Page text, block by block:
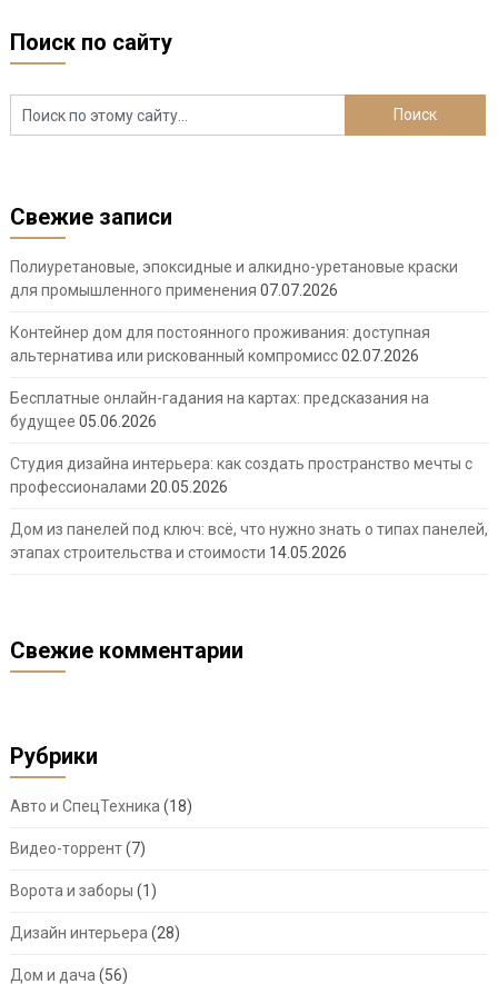
Поиск по сайту
Свежие записи
Полиуретановые, эпоксидные и алкидно-уретановые краски
для промышленного применения 07.07.2026
Контейнер дом для постоянного проживания: доступная
альтернатива или рискованный компромисс02.07.2026
Бесплатные онлайн-гадания на картах: предсказания на
будущее 05.06.2026
Студия дизайна интерьера: как создать пространство мечты с
профессионалами 20.05.2026
Дом из панелей под ключ: всё, что нужно знать о типах панелей,
этапах строительства и стоимости 14.05.2026
Свежие комментарии
Рубрики
Авто и СпецТехника(18)
Видео-торрент(7)
Ворота и заборы (1)
Дизайн интерьера(28)
Дом и дача(56)